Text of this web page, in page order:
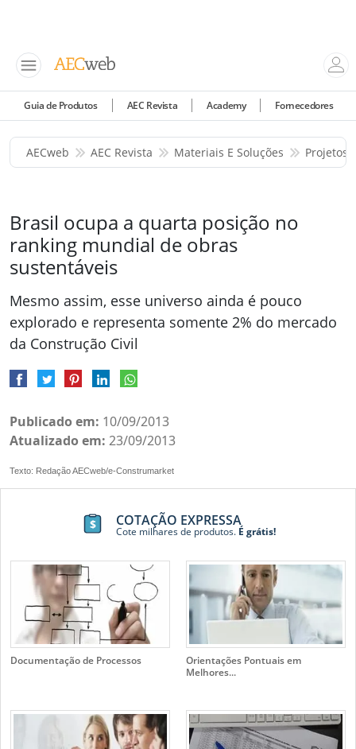
Guia de Produtos AEC Revista Academy Fornecedores
AECweb AEC Revista Materiais E Soluções Projetos
Brasil ocupa a quarta posição no
ranking mundial de obras
sustentáveis
Mesmo assim, esse universo ainda é pouco
explorado e representa somente 2% do mercado
da Construção Civil
Publicado em: 10/09/2013
Atualizado em: 23/09/2013
Texto: Redação AECweb/e-Construmarket
COTAÇÃO EXPRESSA
Cote milhares de produtos.É grátis!
Documentação de Processos
Orientações Pontuais em
Melhores...